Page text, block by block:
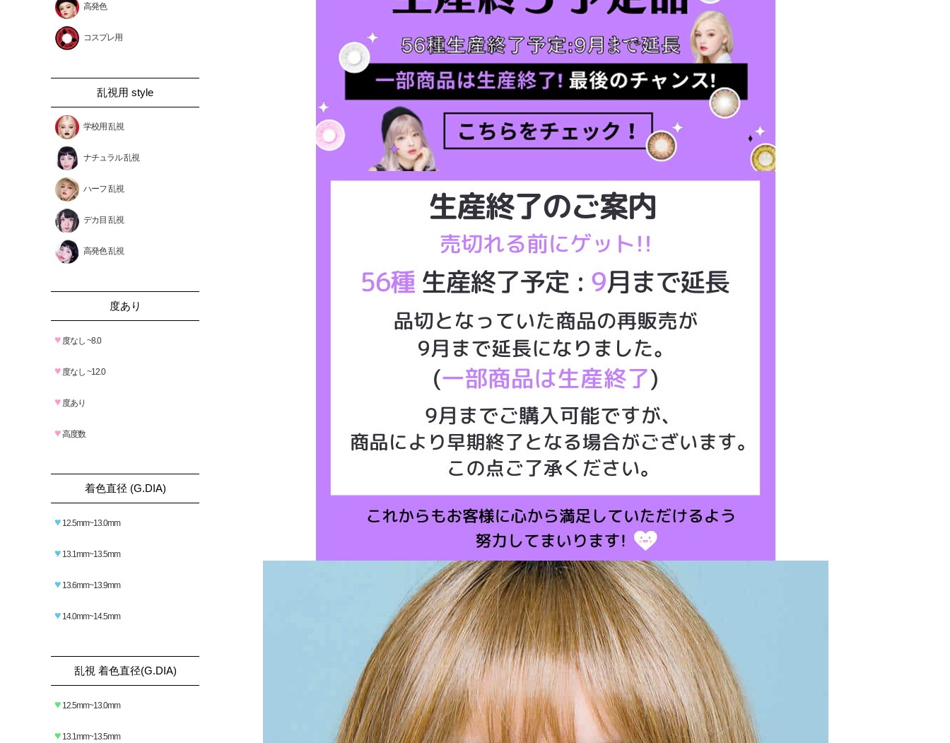
高発色
コスプレ用
乱視用 style
学校用 乱視
ナチュラル 乱視
ハーフ 乱視
デカ目 乱視
高発色 乱視
度あり
♥ 度なし ~8.0
♥ 度なし ~12.0
♥ 度あり
♥高度数
着色直径 (G.DIA)
♥ 12.5mm~13.0mm
♥ 13.1mm~13.5mm
♥ 13.6mm~13.9mm
♥ 14.0mm~14.5mm
乱視 着色直径(G.DIA)
♥ 12.5mm~13.0mm
♥ 13.1mm~13.5mm